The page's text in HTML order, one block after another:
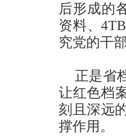
后形成的
资料、
究党的干
正是省
让红色档
刻且深远
撑作用。